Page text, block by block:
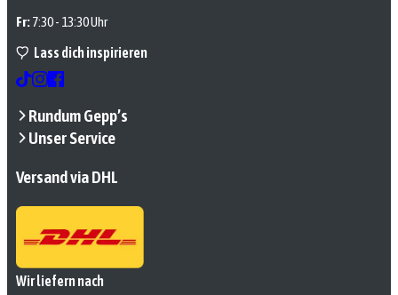
Fr:7:30 - 13:30 Uhr
Lass dich inspirieren
Rundum Gepp’s
Unser Service
Versand via DHL
Wir liefern nach